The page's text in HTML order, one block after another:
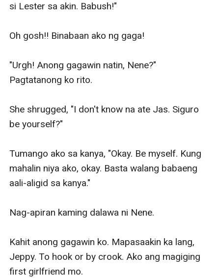
si Lester sa akin. Babush!"
Oh gosh!! Binabaan ako ng gaga!
"Urgh! Anong gagawin natin, Nene?"
Pagtatanong ko rito.
She shrugged, "I don't know na ate Jas. Siguro
be yourself?"
Tumango ako sa kanya, "Okay. Be myself. Kung
mahalin niya ako, okay. Basta walang babaeng
aali-aligid sa kanya."
Nag-apiran kaming dalawa ni Nene.
Kahit anong gagawin ko. Mapasaakin ka lang,
Jeppy. To hook or by crook. Ako ang magiging
first girlfriend mo.